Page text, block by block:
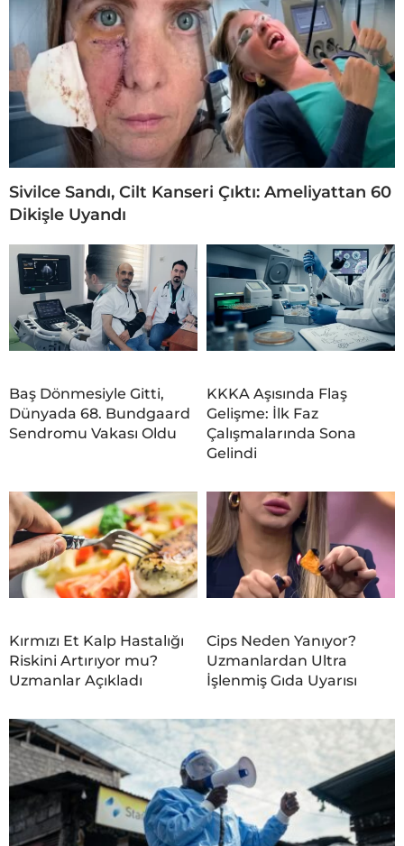
Sivilce Sandı, Cilt Kanseri Çıktı: Ameliyattan 60
Dikişle Uyandı
Baş Dönmesiyle Gitti,
Dünyada 68. Bundgaard
Sendromu Vakası Oldu
KKKA Aşısında Flaş
Gelişme: İlk Faz
Çalışmalarında Sona
Gelindi
Kırmızı Et Kalp Hastalığı
Riskini Artırıyor mu?
Uzmanlar Açıkladı
Cips Neden Yanıyor?
Uzmanlardan Ultra
İşlenmiş Gıda Uyarısı